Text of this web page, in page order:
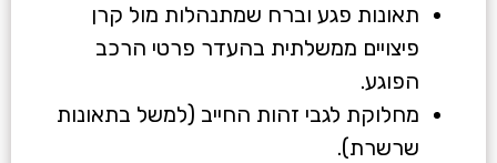
תאונות פגע וברח שמתנהלות מול קרן
פיצויים ממשלתית בהעדר פרטי הרכב
הפוגע.
מחלוקת לגבי זהות החייב (למשל בתאונות
שרשרת).